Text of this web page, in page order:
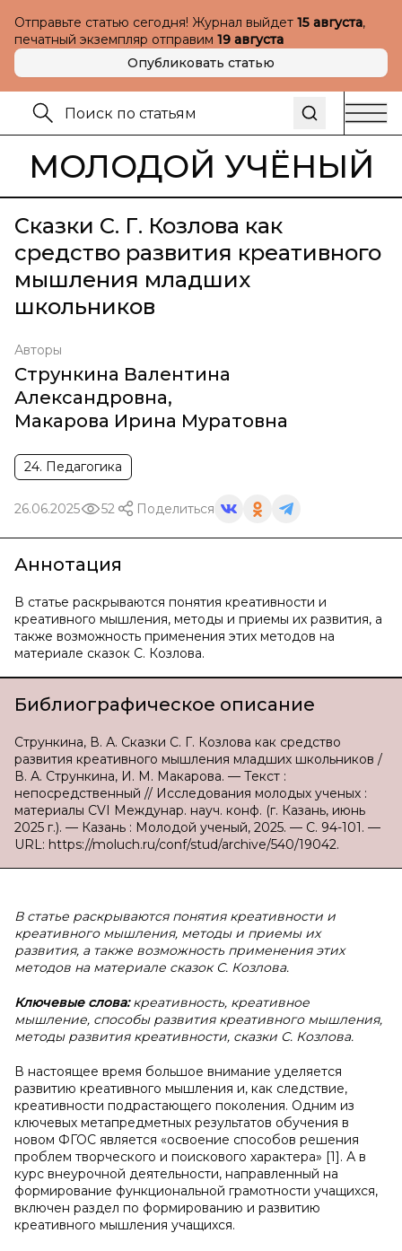
Отправьте статью сегодня! Журнал выйдет 15 августа,
печатный экземпляр отправим 19 августа
Опубликовать статью
МОЛОДОЙ УЧЁНЫЙ
Сказки С. Г. Козлова как
средство развития креативного
мышления младших
школьников
Авторы
Стрункина Валентина
Александровна,
Макарова Ирина Муратовна
24. Педагогика
26.06.2025 52 Поделиться
Аннотация
В статье раскрываются понятия креативности и
креативного мышления, методы и приемы их развития, а
также возможность применения этих методов на
материале сказок С. Козлова.
Библиографическое описание
Стрункина, В. А. Сказки С. Г. Козлова как средство
развития креативного мышления младших школьников /
В. А. Стрункина, И. М. Макарова. — Текст :
непосредственный // Исследования молодых ученых :
материалы CVI Междунар. науч. конф. (г. Казань, июнь
2025 г.). — Казань : Молодой ученый, 2025. — С. 94-101. —
URL: https://moluch.ru/conf/stud/archive/540/19042.
В статье раскрываются понятия креативности и
креативного мышления, методы и приемы их
развития, а также возможность применения этих
методов на материале сказок С. Козлова.
Ключевые слова:креативность, креативное
мышление, способы развития креативного мышления,
методы развития креативности, сказки С. Козлова.
В настоящее время большое внимание уделяется
развитию креативного мышления и, как следствие,
креативности подрастающего поколения. Одним из
ключевых метапредметных результатов обучения в
новом ФГОС является «освоение способов решения
проблем творческого и поискового характера» [1]. А в
курс внеурочной деятельности, направленный на
формирование функциональной грамотности учащихся,
включен раздел по формированию и развитию
креативного мышления учащихся.